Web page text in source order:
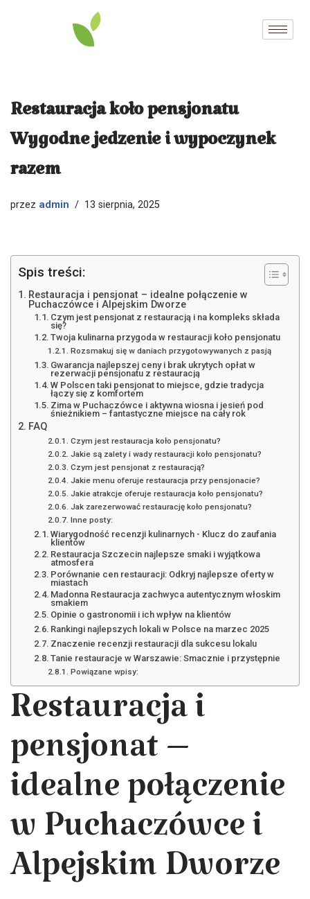
Restauracja koło pensjonatu
Wygodne jedzenie i wypoczynek
razem
przez admin 13 sierpnia, 2025
Spis treści:
Restauracja i pensjonat – idealne połączenie w
Puchaczówce i Alpejskim Dworze
Czym jest pensjonat z restauracją i na kompleks składa
się?
Twoja kulinarna przygoda w restauracji koło pensjonatu
Rozsmakuj się w daniach przygotowywanych z pasją
Gwarancja najlepszej ceny i brak ukrytych opłat w
rezerwacji pensjonatu z restauracją
W Polscen taki pensjonat to miejsce, gdzie tradycja
łączy się z komfortem
Zima w Puchaczówce i aktywna wiosna i jesień pod
śnieżnikiem – fantastyczne miejsce na cały rok
FAQ
Czym jest restauracja koło pensjonatu?
Jakie są zalety i wady restauracji koło pensjonatu?
Czym jest pensjonat z restauracją?
Jakie menu oferuje restauracja przy pensjonacie?
Jakie atrakcje oferuje restauracja koło pensjonatu?
Jak zarezerwować restaurację koło pensjonatu?
Inne posty:
Wiarygodność recenzji kulinarnych - Klucz do zaufania
klientów
Restauracja Szczecin najlepsze smaki i wyjątkowa
atmosfera
Porównanie cen restauracji: Odkryj najlepsze oferty w
miastach
Madonna Restauracja zachwyca autentycznym włoskim
smakiem
Opinie o gastronomii i ich wpływ na klientów
Rankingi najlepszych lokali w Polsce na marzec 2025
Znaczenie recenzji restauracji dla sukcesu lokalu
Tanie restauracje w Warszawie: Smacznie i przystępnie
Powiązane wpisy:
Restauracja i
pensjonat –
idealne połączenie
w Puchaczówce i
Alpejskim Dworze